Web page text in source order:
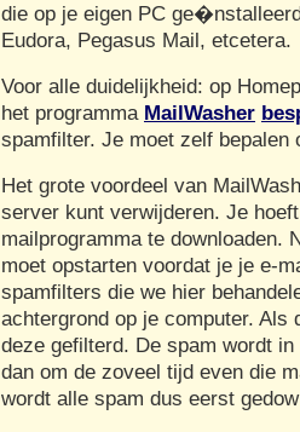
die op je eigen PC
Eudora, Pegasus Mail, etcetera.
Voor alle duidelijkheid: op
het programma MailWasher
spamfilter. Je moet zelf
Het grote voordeel van
server kunt verwijderen. Je
mailprogramma te downloaden.
moet opstarten voordat je je e-
spamfilters die we hier
achtergrond op je computer. Als
deze gefilterd. De spam wordt
dan om de zoveel tijd even die
wordt alle spam dus eerst